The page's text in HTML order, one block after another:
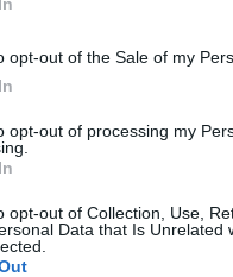
opt-out of the Sale of my
opt-out of processing my
opt-out of Collection, Use,
Data that Is Unrelated
Ε.Μ.ΕΙΣ.) μέχρι
2020.